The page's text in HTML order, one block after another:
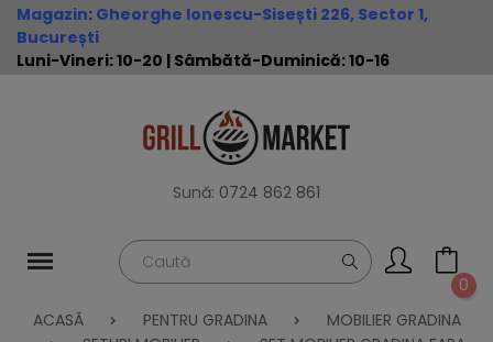
Magazin: Gheorghe Ionescu-Sisești 226, Sector 1,
București
Luni-Vineri: 10-20 | Sâmbătă-Duminică: 10-16
Sună: 0724 862 861
0
ACASĂ
PENTRU GRADINA
MOBILIER GRADINA